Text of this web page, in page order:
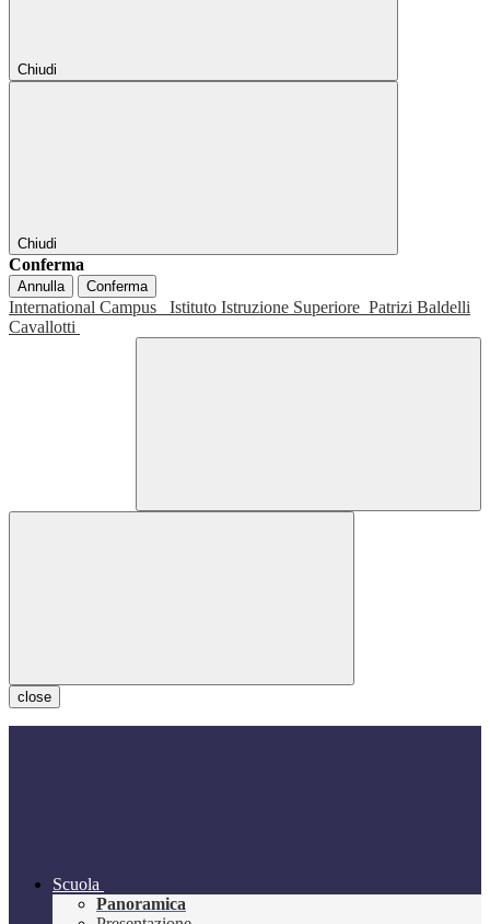
Chiudi
Chiudi
Conferma
Annulla Conferma
International Campus Istituto Istruzione Superiore Patrizi Baldelli
Cavallotti
close
Scuola
Panoramica